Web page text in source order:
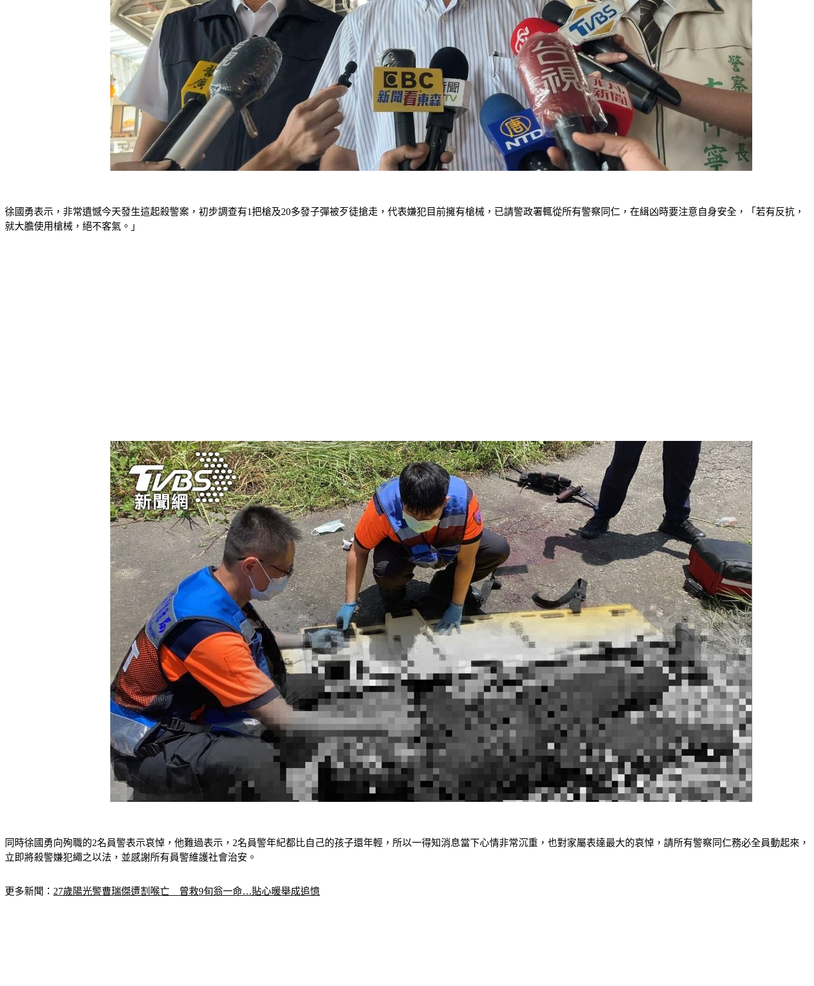
徐國勇表示，非常遺憾今天發生這起殺警案，初步調查有1把槍及20多發子彈被歹徒搶走，代表嫌犯目前擁有槍械，已請警政署輒從所有警察同仁，在緝凶時要注意自身安全，「若有反抗，
就大膽使用槍械，絕不客氣。」
同時徐國勇向殉職的2名員警表示哀悼，他難過表示，2名員警年紀都比自己的孩子還年輕，所以一得知消息當下心情非常沉重，也對家屬表達最大的哀悼，請所有警察同仁務必全員動起來，
立即將殺警嫌犯繩之以法，並感謝所有員警維護社會治安。
更多新聞： 27歲陽光警曹瑞傑遭割喉亡　曾救9旬翁一命…貼心暖舉成追憶